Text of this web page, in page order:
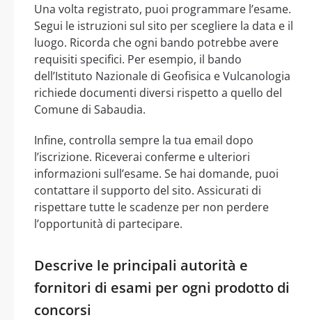
Una volta registrato, puoi programmare l’esame.
Segui le istruzioni sul sito per scegliere la data e il
luogo. Ricorda che ogni bando potrebbe avere
requisiti specifici. Per esempio, il bando
dell’Istituto Nazionale di Geofisica e Vulcanologia
richiede documenti diversi rispetto a quello del
Comune di Sabaudia.
Infine, controlla sempre la tua email dopo
l’iscrizione. Riceverai conferme e ulteriori
informazioni sull’esame. Se hai domande, puoi
contattare il supporto del sito. Assicurati di
rispettare tutte le scadenze per non perdere
l’opportunità di partecipare.
Descrive le principali autorità e
fornitori di esami per ogni prodotto di
concorsi